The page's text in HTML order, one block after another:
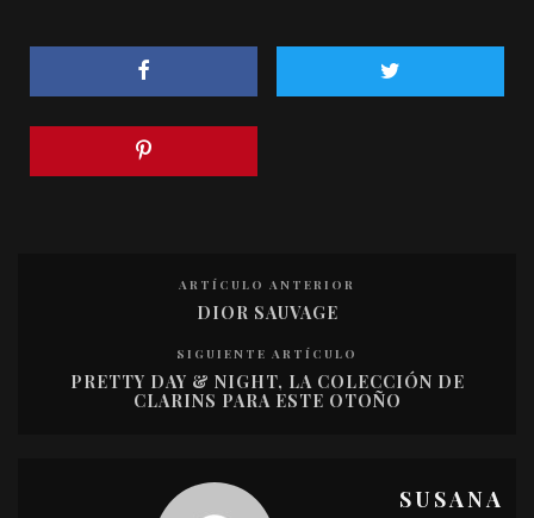
ARTÍCULO ANTERIOR
DIOR SAUVAGE
SIGUIENTE ARTÍCULO
PRETTY DAY & NIGHT, LA COLECCIÓN DE
CLARINS PARA ESTE OTOÑO
SUSANA